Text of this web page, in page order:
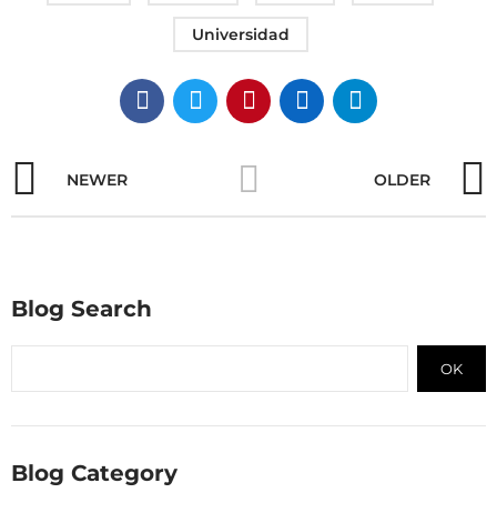
Universidad
NEWER OLDER
Blog Search
OK
Blog Category